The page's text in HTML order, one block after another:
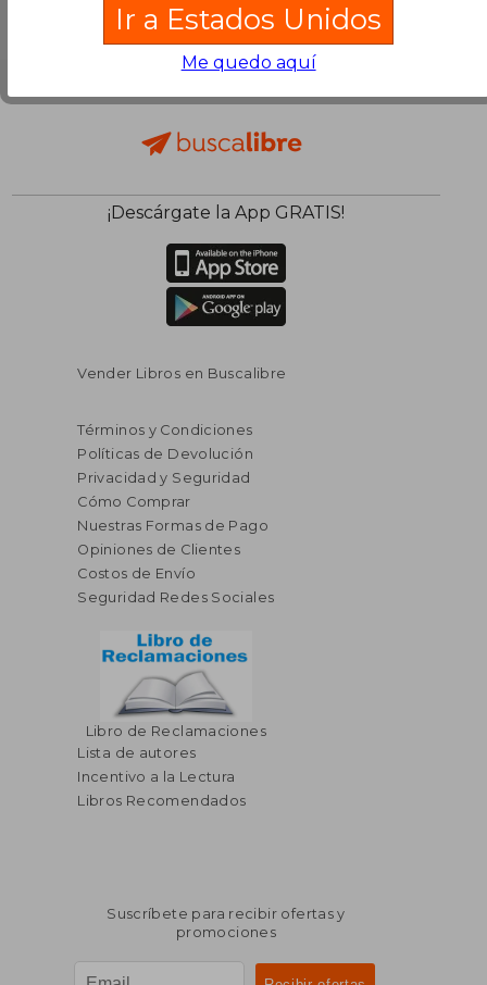
¡Descárgate la App GRATIS!
Vender Libros en Buscalibre
Términos y Condiciones
Políticas de Devolución
Privacidad y Seguridad
Cómo Comprar
Nuestras Formas de Pago
Opiniones de Clientes
Costos de Envío
Seguridad Redes Sociales
Libro de Reclamaciones
Lista de autores
Incentivo a la Lectura
Libros Recomendados
Suscríbete para recibir ofertas y
promociones
Ir a Estados Unidos
Me quedo aquí